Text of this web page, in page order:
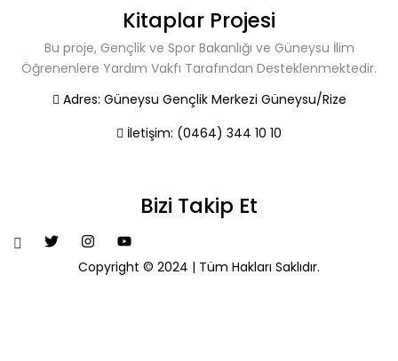
Kitaplar Projesi
Bu proje, Gençlik ve Spor Bakanlığı ve Güneysu İlim
Öğrenenlere Yardım Vakfı Tarafından Desteklenmektedir.
Adres: Güneysu Gençlik Merkezi Güneysu/Rize
İletişim: (0464) 344 10 10
Bizi Takip Et
Copyright © 2024 | Tüm Hakları Saklıdır.
Lost password?